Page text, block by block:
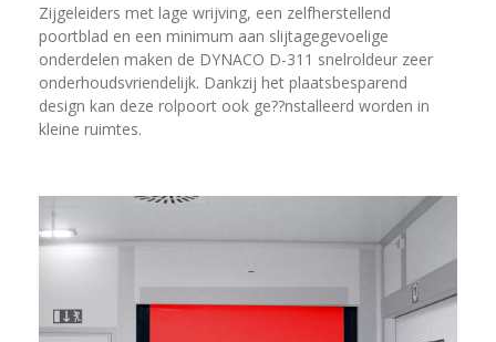
Zijgeleiders met lage wrijving, een zelfherstellend
poortblad en een minimum aan slijtagegevoelige
onderdelen maken de DYNACO D-311 snelroldeur zeer
onderhoudsvriendelijk. Dankzij het plaatsbesparend
design kan deze rolpoort ook ge??nstalleerd worden in
kleine ruimtes.